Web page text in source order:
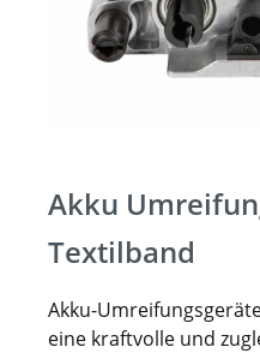
Akku
Textilband
Akku-
eine kraftvolle und